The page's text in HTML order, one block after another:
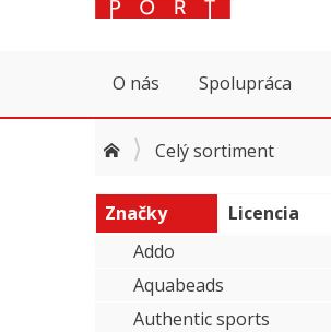
O nás Spolupráca
Celý sortiment
Značky
Licencia
Addo
Aquabeads
Authentic sports